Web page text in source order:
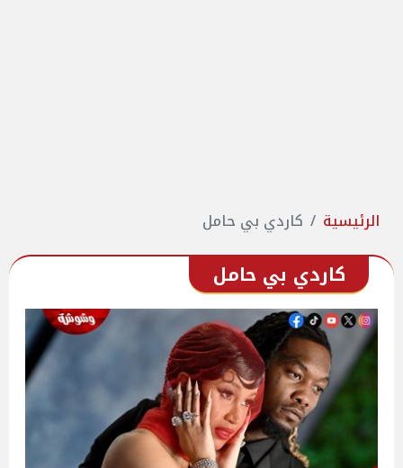
الرئيسية كاردي بي حامل
كاردي بي حامل